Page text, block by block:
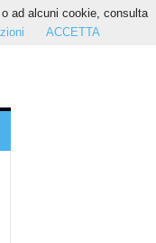
ad alcuni cookie, consulta
ACCETTA